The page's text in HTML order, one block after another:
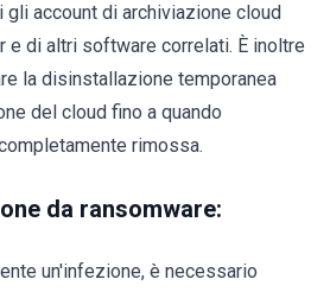
account di archiviazione cloud
e di altri software correlati. È inoltre
la disinstallazione temporanea
del cloud fino a quando
rimossa.
da ransomware:
un'infezione, è necessario